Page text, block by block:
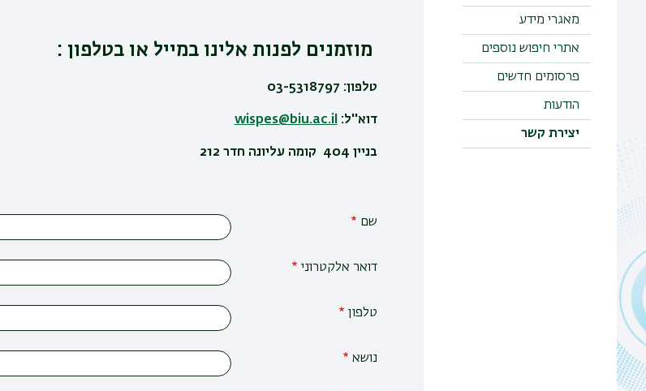
מאגרי מידע
אתרי חיפוש נוספים
פרסומים חדשים
הודעות
יצירת קשר
מוזמנים לפנות אלינו במייל או בטלפון :
טלפון: 03-5318797
דוא''ל: wispes@biu.ac.il
בניין 404 קומה עליונה חדר 212
שם
דואר אלקטרוני
טלפון
נושא